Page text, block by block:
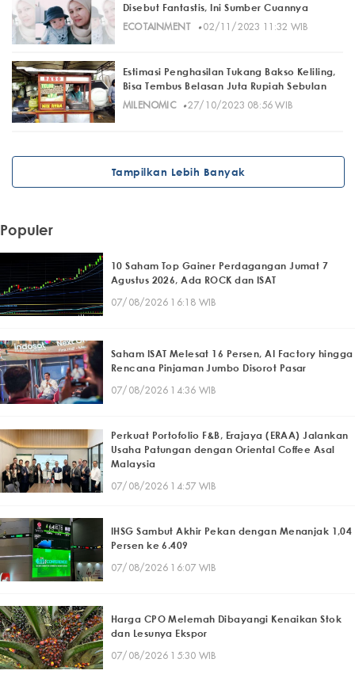
Disebut Fantastis, Ini Sumber Cuannya
ECOTAINMENT
· 02/11/2023 11:32 WIB
Estimasi Penghasilan Tukang Bakso Keliling,
Bisa Tembus Belasan Juta Rupiah Sebulan
MILENOMIC· 27/10/2023 08:56 WIB
Tampilkan Lebih Banyak
Populer
10 Saham Top Gainer Perdagangan Jumat 7
Agustus 2026, Ada ROCK dan ISAT
07/08/2026 16:18 WIB
Saham ISAT Melesat 16 Persen, AI Factory hingga
Rencana Pinjaman Jumbo Disorot Pasar
07/08/2026 14:36 WIB
Perkuat Portofolio F&B, Erajaya (ERAA) Jalankan
Usaha Patungan dengan Oriental Coffee Asal
Malaysia
07/08/2026 14:57 WIB
IHSG Sambut Akhir Pekan dengan Menanjak 1,04
Persen ke 6.409
07/08/2026 16:07 WIB
Harga CPO Melemah Dibayangi Kenaikan Stok
dan Lesunya Ekspor
07/08/2026 15:30 WIB